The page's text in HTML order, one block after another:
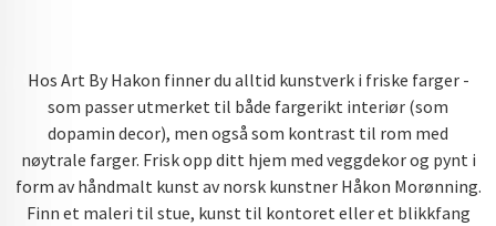
Hos Art By Hakon finner du alltid kunstverk i friske farger -
som passer utmerket til både fargerikt interiør (som
dopamin decor), men også som kontrast til rom med
nøytrale farger. Frisk opp ditt hjem med veggdekor og pynt i
form av håndmalt kunst av norsk kunstner Håkon Morønning.
Finn et maleri til stue, kunst til kontoret eller et blikkfang